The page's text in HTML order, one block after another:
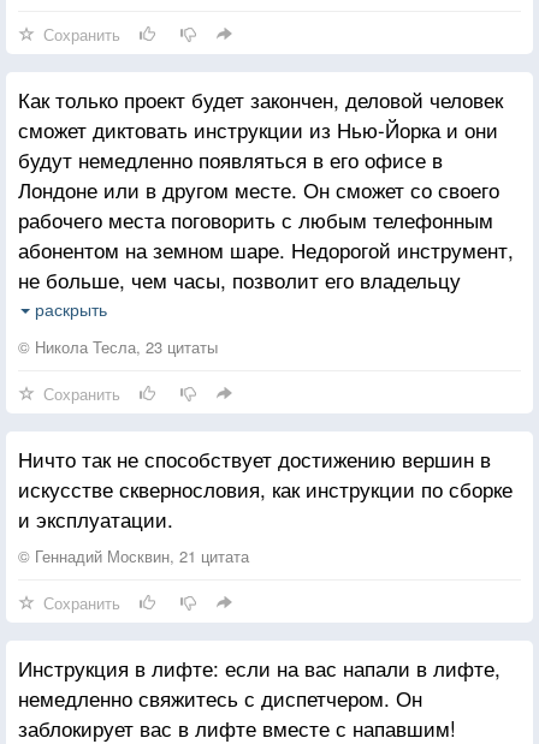
- Под плащ.
- Хорошо. Принесите, пожалуйста, нам Ваш плащ,
и мы подберем перчатки нужного цвета и фасона.
Рядом стоит Раневская и говорит:
- Не верьте, молодой человек! Я им уже и унитаз
приволокла, и жопу показывала, а туалетной бумаги
все равно нет.
Сохранить
Как только проект будет закончен, деловой человек
сможет диктовать инструкции из Нью-Йорка и они
будут немедленно появляться в его офисе в
Лондоне или в другом месте. Он сможет со своего
рабочего места поговорить с любым телефонным
абонентом на земном шаре. Недорогой инструмент,
не больше, чем часы, позволит его владельцу
слушать где угодно: в море или на земле музыку
или песни, речи политического лидера,
находящегося на огромном расстоянии. Точно также
могут быть переданы любая картина, знак, рисунок
или текст.
раскрыть
© Никола Тесла, 23 цитаты
Сохранить
Ничто так не способствует достижению вершин в
искусстве сквернословия, как инструкции по сборке
и эксплуатации.
© Геннадий Москвин, 21 цитата
Сохранить
Инструкция в лифте: если на вас напали в лифте,
немедленно свяжитесь с диспетчером. Он
заблокирует вас в лифте вместе с напавшим!